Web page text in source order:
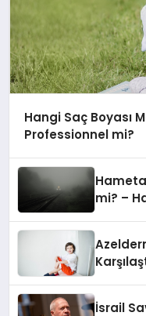
Hangi Saç Boyası
Professionnel mi?
mi? –
İsrail